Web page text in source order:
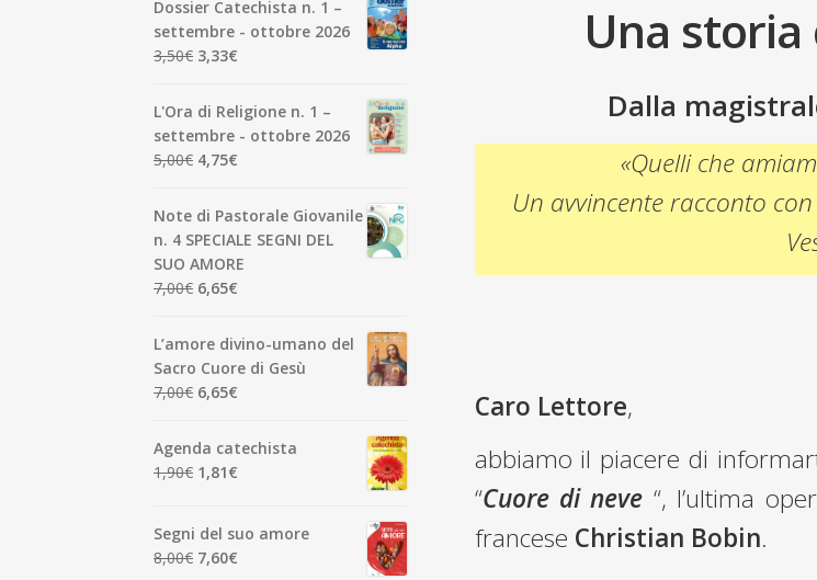
Una storia
Dalla
«Quelli che
Un avvincente racconto
Caro Lettore,
abbiamo il piacere di
“Cuore di neve “, l’ultima
francese Christian Bobin.
Dossier Catechista n. 1 –
settembre - ottobre 2026
3,50€ Il
originale
era:
3,50€.
3,33€
attuale
è:
L'Ora di Religione n. 1 –
settembre - ottobre 2026
5,00€ Il
originale
era:
5,00€.
4,75€
attuale
è:
4,75€.
Note di Pastorale Giovanile
n. 4 SPECIALE SEGNI DEL
SUO AMORE
7,00€ Il
originale
era:
7,00€.
6,65€
attuale
L’amore divino-umano del
Sacro Cuore di Gesù
7,00€ Il
originale
era:
7,00€.
6,65€
attuale
Agenda catechista
1,90€ Il
era:
1,90€.
1,81€
è:
Segni del suo amore
8,00€ Il
7,60€